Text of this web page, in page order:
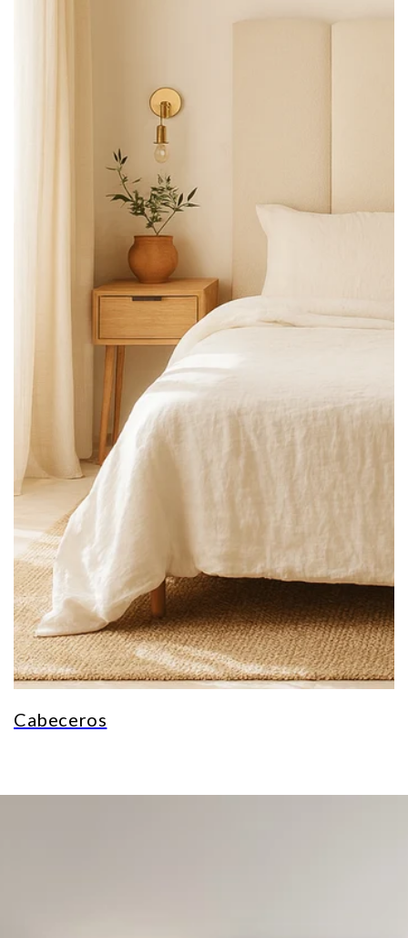
Cabeceros